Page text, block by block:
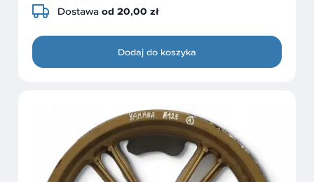
Dostawa od 20,00 zł
Dodaj do koszyka